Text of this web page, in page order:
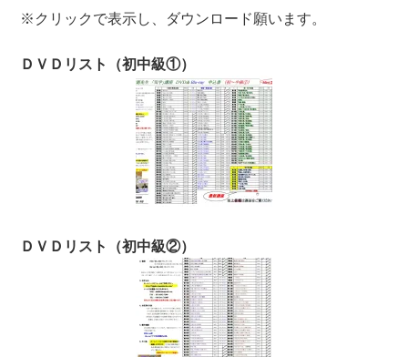
※クリックで表示し、ダウンロード願います。
ＤＶＤリスト（初中級①）
ＤＶＤリスト（初中級②）